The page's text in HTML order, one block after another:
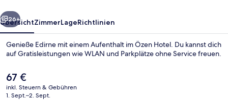
Weiter
26+
ÜbersichtZimmerLageRichtlinien
Genieße Edirne mit einem Aufenthalt im Özen Hotel. Du kannst dich
auf Gratisleistungen wie WLAN und Parkplätze ohne Service freuen.
Der
aktuelle
Preis
67 €
inkl. Steuern & Gebühren
1. Sept.–2. Sept.